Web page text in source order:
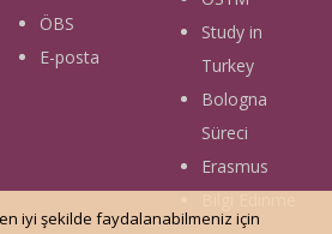
ÖBS
E-posta
Study in
Turkey
Bologna
Süreci
Erasmus
iyi şekilde faydalanabilmeniz için